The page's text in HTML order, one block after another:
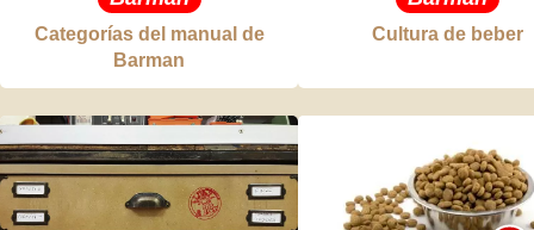
Categorías del manual de
Barman
Cultura de beber